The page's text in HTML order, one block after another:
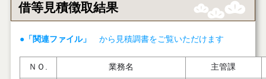
借等見積徴取結果
●「関連ファイル」 から見積調書をご覧いただけます
ＮＯ. 業務名 主管課